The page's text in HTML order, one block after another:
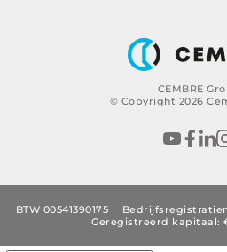
CEMBRE
© Copyright 2026
BTW 00541390175
Geregistreerd kapitaal: